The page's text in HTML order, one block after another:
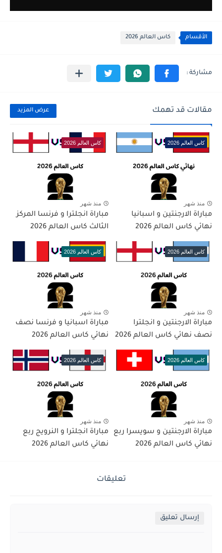
الأقسام كاس العالم 2026
مقالات قد تهمك عرض المزيد
كاس العالم 2026
منذ شهر
مباراة الارجنتين و اسبانيا
نهائي كاس العالم 2026
كاس العالم 2026
منذ شهر
مباراة انجلترا و فرنسا المركز
الثالث كاس العالم 2026
كاس العالم 2026
منذ شهر
مباراة الارجنتين و انجلترا
نصف نهائي كاس العالم 2026
كاس العالم 2026
منذ شهر
مباراة اسبانيا و فرنسا نصف
نهائي كاس العالم 2026
كاس العالم 2026
منذ شهر
مباراة الارجنتين و سويسرا ربع
نهائي كاس العالم 2026
كاس العالم 2026
منذ شهر
مباراة انجلترا و النرويج ربع
نهائي كاس العالم 2026
تعليقات
إرسال تعليق